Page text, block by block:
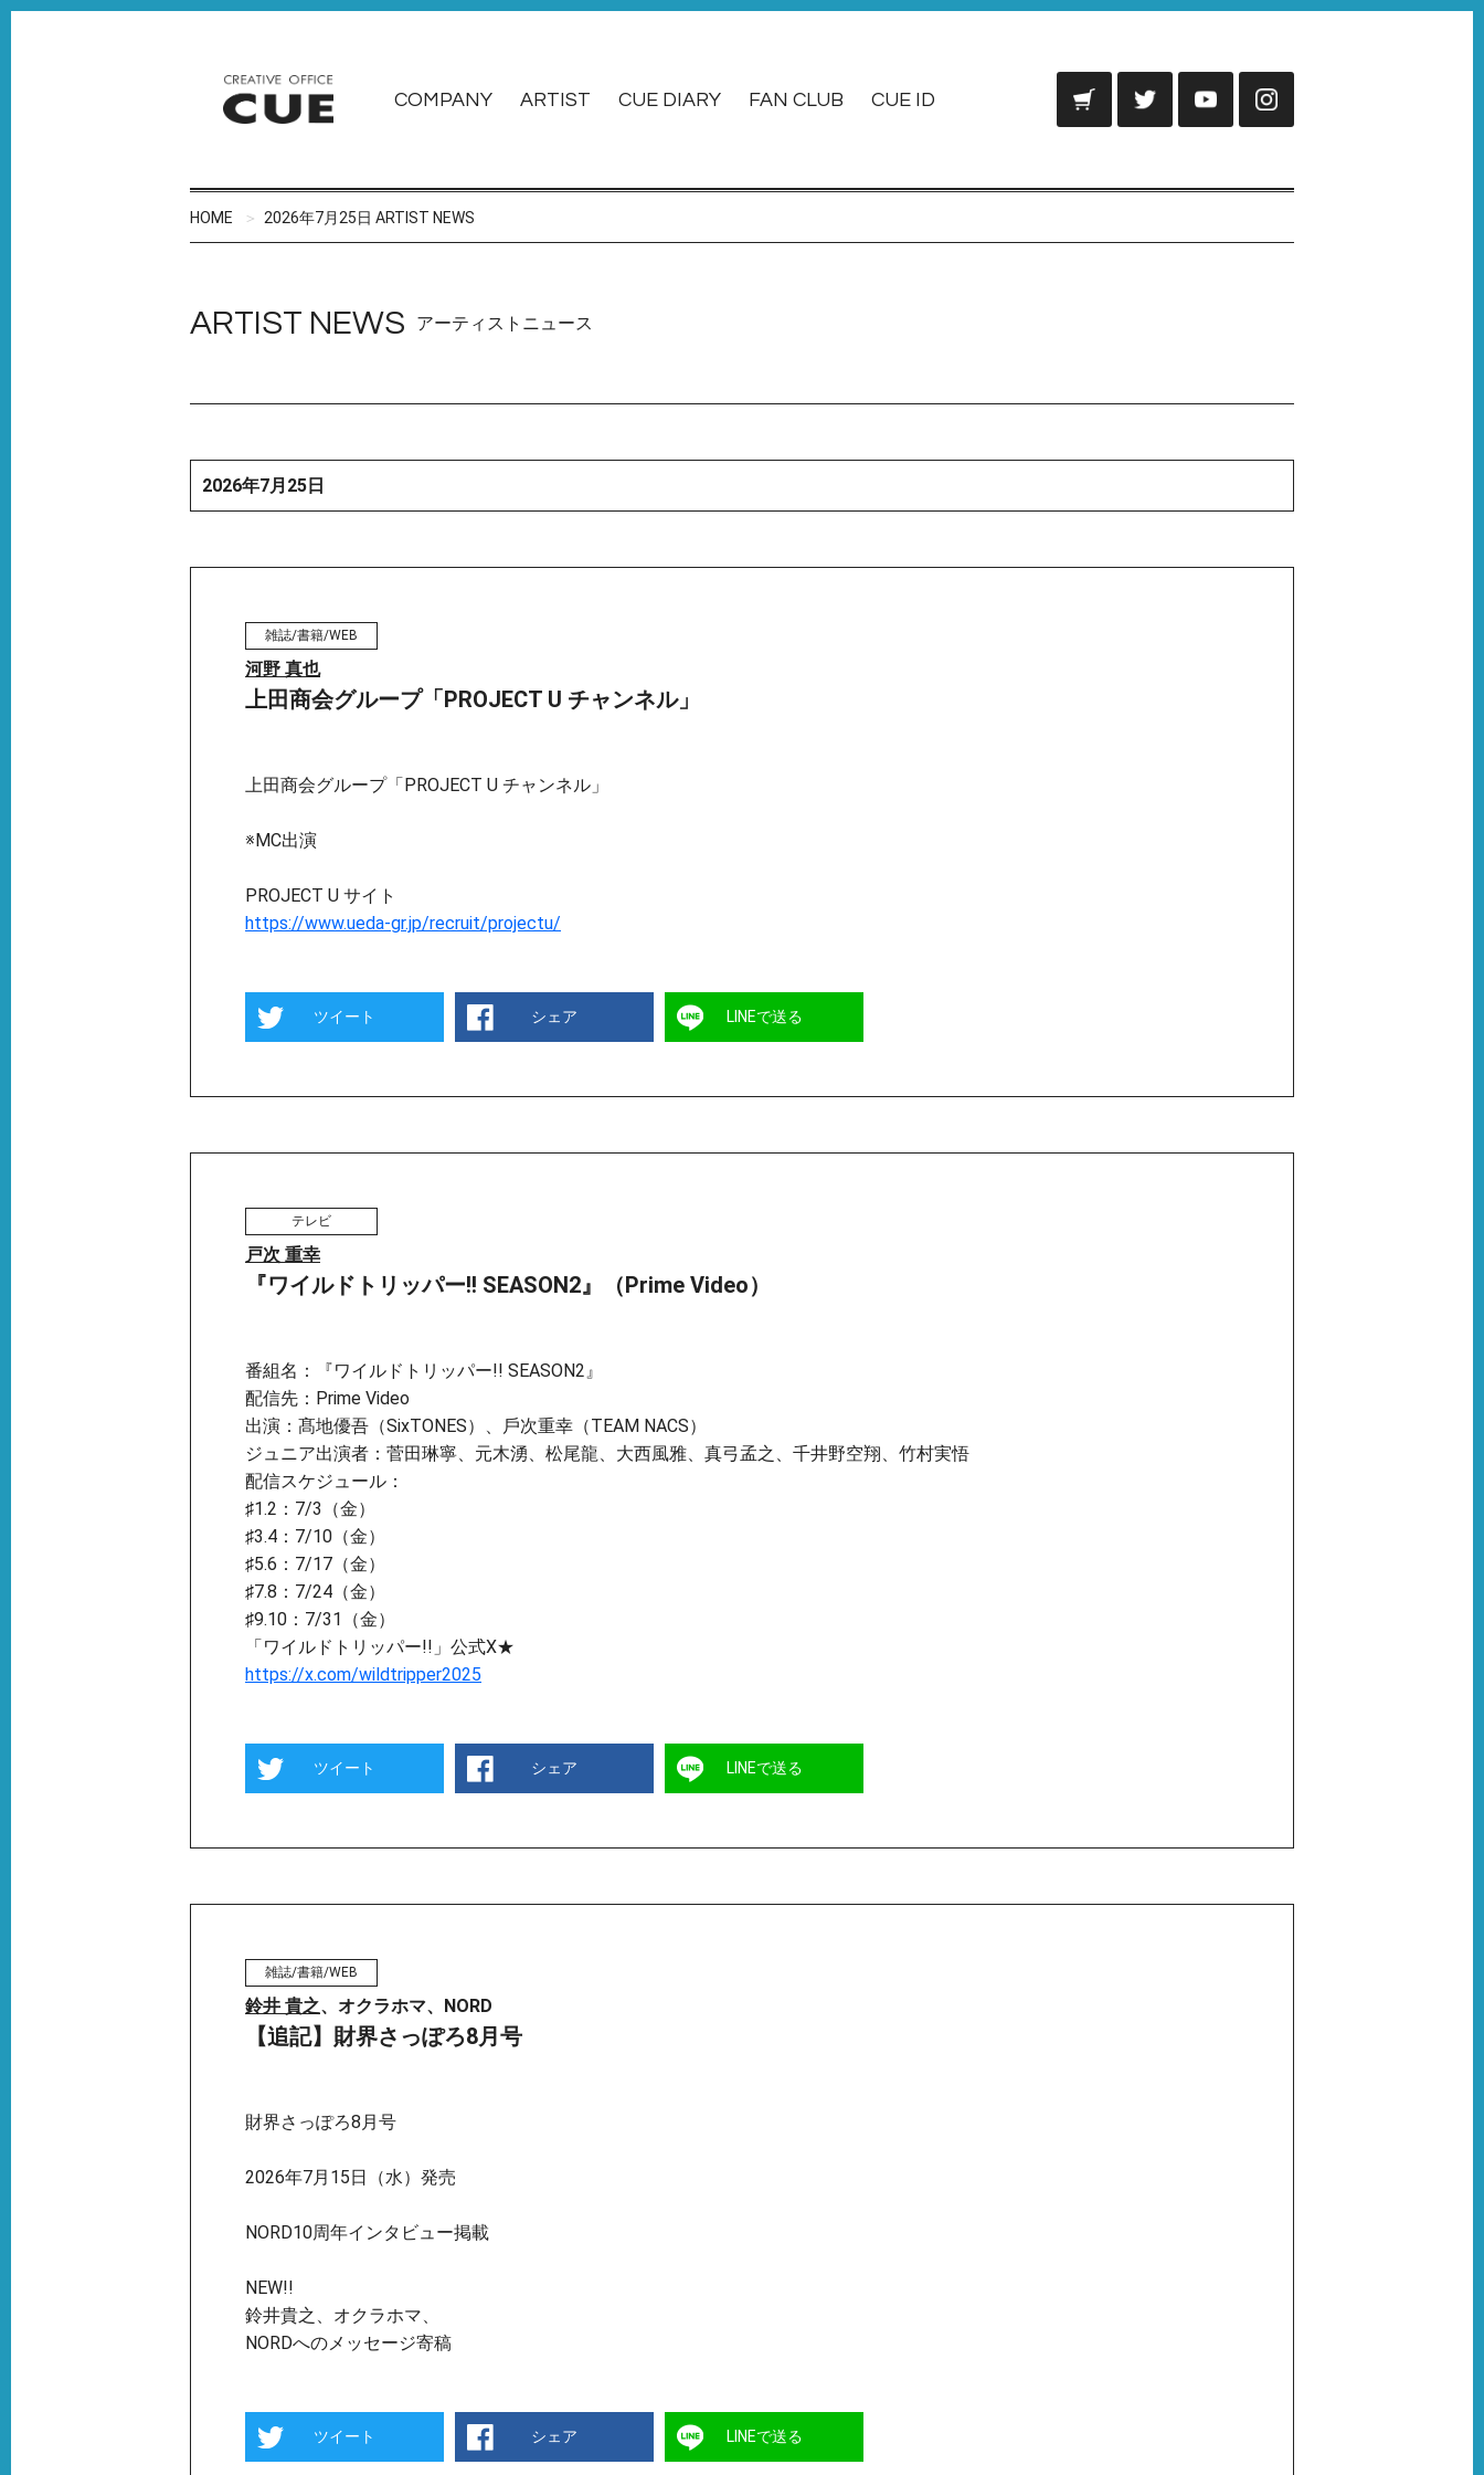
COMPANY ARTIST CUE DIARY FAN CLUB CUE ID
HOME 2026年7月25日 ARTIST NEWS
ARTIST NEWS アーティストニュース
2026年7月25日
雑誌/書籍/WEB
河野 真也
上田商会グループ「PROJECT U チャンネル」
上田商会グループ「PROJECT U チャンネル」
※MC出演
PROJECT U サイト
https://www.ueda-gr.jp/recruit/projectu/
ツイート シェア LINEで送る
テレビ
戸次 重幸
『ワイルドトリッパー!! SEASON2』（Prime Video）
番組名：『ワイルドトリッパー!! SEASON2』
配信先：Prime Video
出演：髙地優吾（SixTONES）、⼾次重幸（TEAM NACS）
ジュニア出演者：菅⽥琳寧、元⽊湧、松尾⿓、⼤⻄⾵雅、真⼸孟之、千井野空翔、⽵村実悟
配信スケジュール：
♯1.2：7/3（金）
♯3.4：7/10（金）
♯5.6：7/17（金）
♯7.8：7/24（金）
♯9.10：7/31（金）
「ワイルドトリッパー!!」公式X★
https://x.com/wildtripper2025
ツイート シェア LINEで送る
雑誌/書籍/WEB
鈴井 貴之、オクラホマ、NORD
【追記】財界さっぽろ8月号
財界さっぽろ8月号
2026年7月15日（水）発売
NORD10周年インタビュー掲載
NEW!!
鈴井貴之、オクラホマ、
NORDへのメッセージ寄稿
ツイート シェア LINEで送る